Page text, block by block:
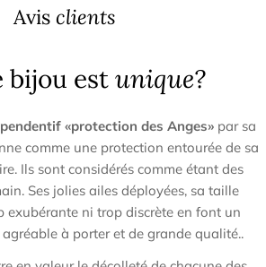
Avis clients
bijou estunique?
«protection des Anges» par sa
comme une protection entourée de sa
Ils sont considérés comme étant des
Ses jolies ailes déployées, sa taille
exubérante ni trop discrète en font un
à porter et de grande qualité..